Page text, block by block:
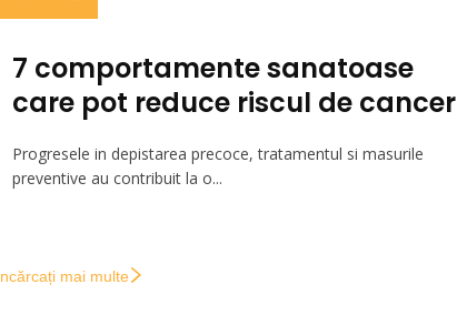
7 comportamente sanatoase
care pot reduce riscul de cancer
Progresele in depistarea precoce, tratamentul si masurile
preventive au contribuit la o...
mai multe